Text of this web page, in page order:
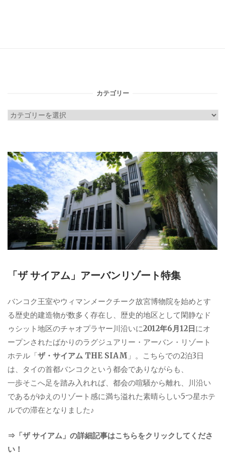
カテゴリー
カ
リ
ー
「ザ サイアム」アーバンリゾート特集
バンコク王室やウィマンメークチーク故宮博物院を始めとす
る歴史的建造物が数多く存在し、歴史的地区として閑静なド
ゥシット地区のチャオプラヤー川沿いに2012年6月12日にオ
ープンされたばかりのラグジュアリー・アーバン・リゾート
ホテル「ザ・サイアム THE SIAM 」。こちらでの2泊3日
は、タイの首都バンコクという都会でありながらも、
一歩そこへ足を踏み入れれば、都会の喧騒から離れ、川沿い
であるがゆえのリゾート感に満ち溢れた素晴らしい5つ星ホテ
ルでの滞在となりました♪
⇒「ザ サイアム」の詳細記事はこちらをクリックしてくださ
い！